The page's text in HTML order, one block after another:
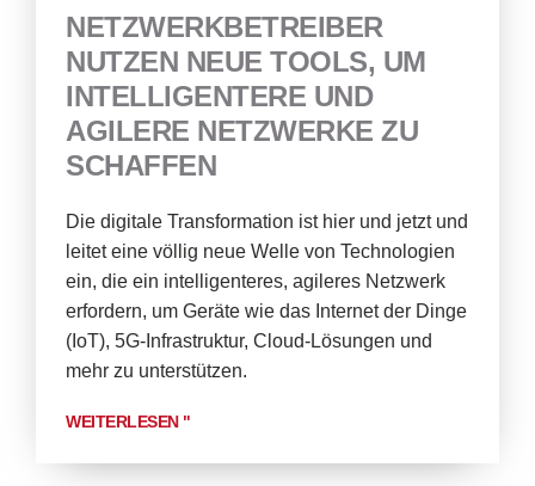
NETZWERKBETREIBER
NUTZEN NEUE TOOLS, UM
INTELLIGENTERE UND
AGILERE NETZWERKE ZU
SCHAFFEN
Die digitale Transformation ist hier und jetzt und
leitet eine völlig neue Welle von Technologien
ein, die ein intelligenteres, agileres Netzwerk
erfordern, um Geräte wie das Internet der Dinge
(IoT), 5G-Infrastruktur, Cloud-Lösungen und
mehr zu unterstützen.
WEITERLESEN "